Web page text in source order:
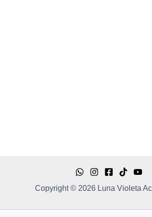
Copyright © 2026 Luna Violeta